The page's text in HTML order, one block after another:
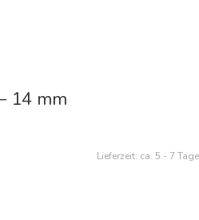
14 mm
Lieferzeit: ca. 5 - 7 Tage